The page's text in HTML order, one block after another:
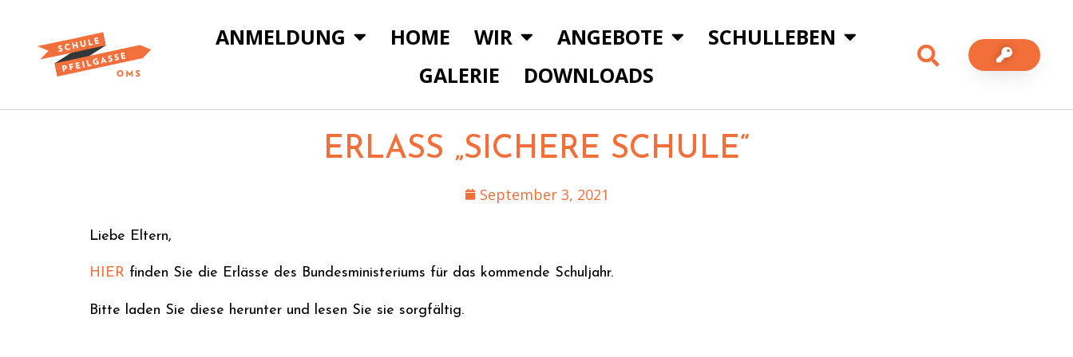
ANMELDUNG HOME WIR ANGEBOTE
SCHULLEBEN
GALERIE
DOWNLOADS
ERLASS „SICHERE SCHULE“
September 3, 2021
Liebe Eltern,
HIER finden Sie die Erlässe des Bundesministeriums für das kommende Schuljahr.
Bitte laden Sie diese herunter und lesen Sie sie sorgfältig.